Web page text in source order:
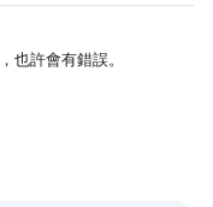
也許會有錯誤。